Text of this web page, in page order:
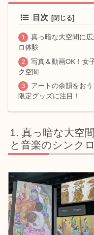
目次
真っ暗な大空間に
ロ体験
写真＆動画OK！女
ク空間
アートの余韻をお
限定グッズに注目！
真っ暗な大空
と音楽のシンク